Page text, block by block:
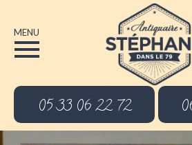
MENU
05 33 06 22 72